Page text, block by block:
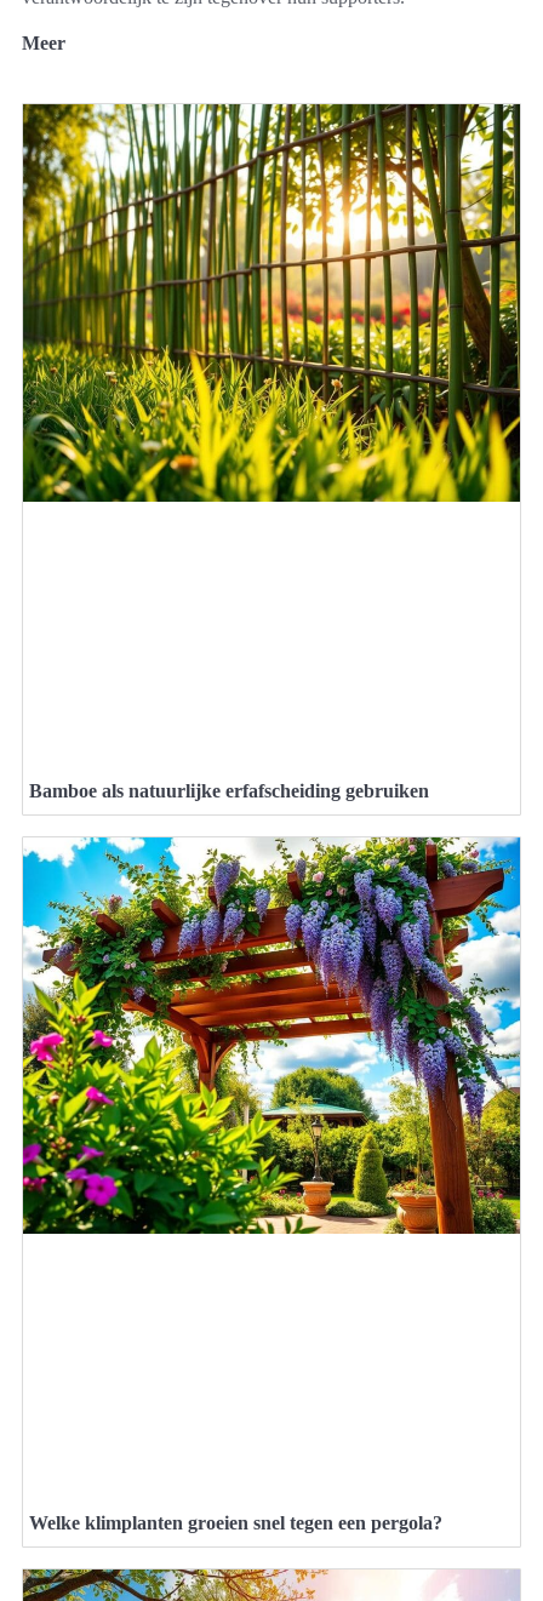
Meer
Bamboe als natuurlijke erfafscheiding gebruiken
Welke klimplanten groeien snel tegen een pergola?